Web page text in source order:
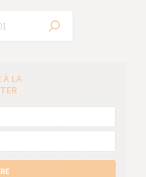
À LA